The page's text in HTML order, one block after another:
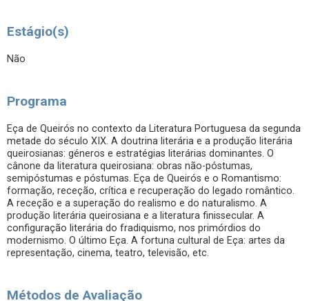
Estágio(s)
Não
Programa
Eça de Queirós no contexto da Literatura Portuguesa da segunda
metade do século XIX. A doutrina literária e a produção literária
queirosianas: géneros e estratégias literárias dominantes. O
cânone da literatura queirosiana: obras não-póstumas,
semipóstumas e póstumas. Eça de Queirós e o Romantismo:
formação, receção, crítica e recuperação do legado romântico.
A receção e a superação do realismo e do naturalismo. A
produção literária queirosiana e a literatura finissecular. A
configuração literária do fradiquismo, nos primórdios do
modernismo. O último Eça. A fortuna cultural de Eça: artes da
representação, cinema, teatro, televisão, etc.
Métodos de Avaliação